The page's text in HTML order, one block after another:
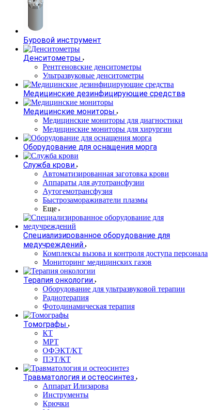
Буровой инструмент
Денситометры
Рентгеновские денситометры
Ультразвуковые денситометры
Медицинские дезинфицирующие средства
Медицинские мониторы
Медицинские мониторы для диагностики
Медицинские мониторы для хирургии
Оборудование для оснащения морга
Служба крови
Автоматизированная заготовка крови
Аппараты для аутотрансфузии
Аутогемотрансфузия
Быстрозамораживатели плазмы
Еще
Специализированное оборудование для
медучреждений
Комплексы вызова и контроля доступа персонала
Мониторинг медицинских газов
Терапия онкологии
Оборудование для ультразвуковой терапии
Радиотерапия
Фотодинамическая терапия
Томографы
КТ
МРТ
ОФЭКТ/КТ
ПЭТ/КТ
Травматология и остеосинтез
Аппарат Илизарова
Инструменты
Крючки